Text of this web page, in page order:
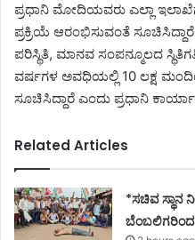
ಪ್ರಧಾನಿ ಮೋದಿಯವರು ಎಲ್ಲಾ
ಪ್ರಕ್ರಿಯೆ ಆರಂಭಿಸುವಂತೆ
ಪರಿಸ್ಥಿತಿ, ಮಾನವ ಸಂಪನ್ಮೂಲದ
ವರ್ಷಗಳ ಅವಧಿಯಲ್ಲಿ 10 ಲಕ್ಷ
ಸೂಚಿಸಿದ್ದಾರೆ ಎಂದು ಪ್ರಧಾನಿ
Related Articles
*ಸಚಿವ ಸ್ಥಾನ
ಬೆಂಬಲಿಗರಿಂದ